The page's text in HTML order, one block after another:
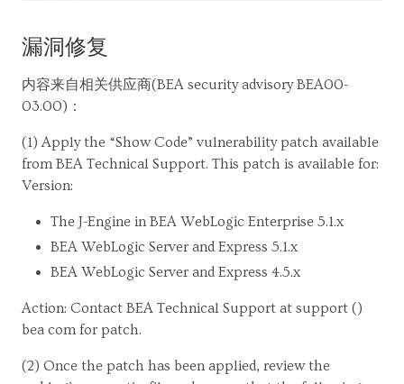
漏洞修复
内容来自相关供应商(BEA security advisory BEA00-
03.00)：
(1) Apply the “Show Code” vulnerability patch available
from BEA Technical Support. This patch is available for:
Version:
The J-Engine in BEA WebLogic Enterprise 5.1.x
BEA WebLogic Server and Express 5.1.x
BEA WebLogic Server and Express 4.5.x
Action: Contact BEA Technical Support at support ()
bea com for patch.
(2) Once the patch has been applied, review the